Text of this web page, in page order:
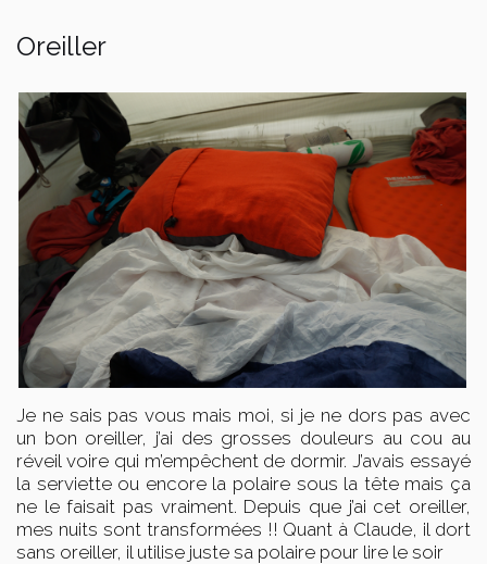
Oreiller
Je ne sais pas vous mais moi, si je ne dors pas avec
un bon oreiller, j’ai des grosses douleurs au cou au
réveil voire qui m’empêchent de dormir. J’avais essayé
la serviette ou encore la polaire sous la tête mais ça
ne le faisait pas vraiment. Depuis que j’ai cet oreiller,
mes nuits sont transformées !! Quant à Claude, il dort
sans oreiller, il utilise juste sa polaire pour lire le soir